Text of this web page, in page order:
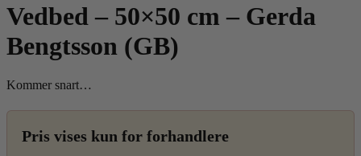
Vedbed – 50×50 cm – Gerda
Bengtsson (GB)
Kommer snart…
Pris vises kun for forhandlere